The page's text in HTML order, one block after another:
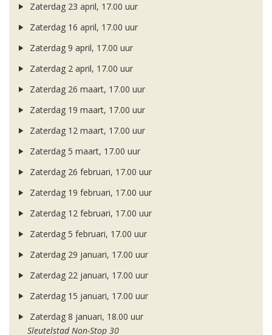
Zaterdag 23 april, 17.00 uur
Zaterdag 16 april, 17.00 uur
Zaterdag 9 april, 17.00 uur
Zaterdag 2 april, 17.00 uur
Zaterdag 26 maart, 17.00 uur
Zaterdag 19 maart, 17.00 uur
Zaterdag 12 maart, 17.00 uur
Zaterdag 5 maart, 17.00 uur
Zaterdag 26 februari, 17.00 uur
Zaterdag 19 februari, 17.00 uur
Zaterdag 12 februari, 17.00 uur
Zaterdag 5 februari, 17.00 uur
Zaterdag 29 januari, 17.00 uur
Zaterdag 22 januari, 17.00 uur
Zaterdag 15 januari, 17.00 uur
Zaterdag 8 januari, 18.00 uur
Sleutelstad Non-Stop 30